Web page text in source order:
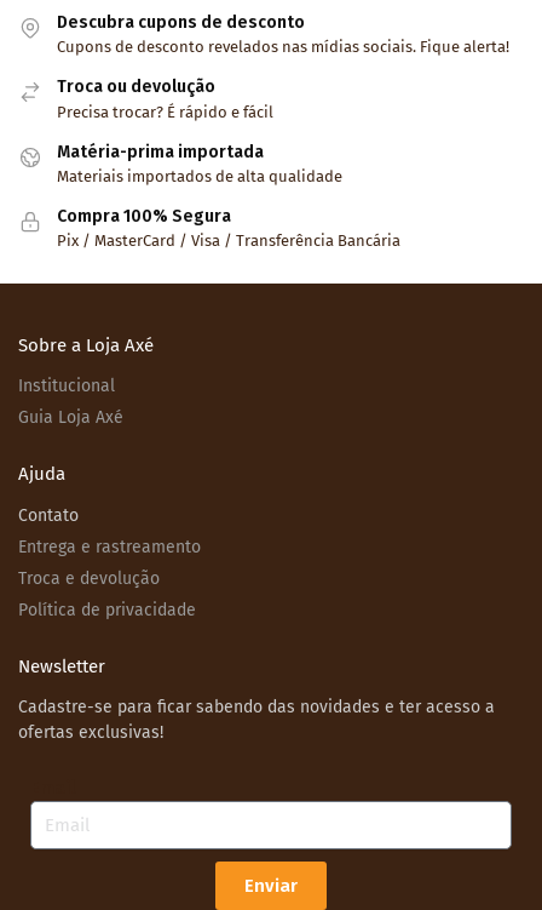
Descubra cupons de desconto
Cupons de desconto revelados nas mídias sociais. Fique alerta!
Troca ou devolução
Precisa trocar? É rápido e fácil
Matéria-prima importada
Materiais importados de alta qualidade
Compra 100% Segura
Pix / MasterCard / Visa / Transferência Bancária
Sobre a Loja Axé
Institucional
Guia Loja Axé
Ajuda
Contato
Entrega e rastreamento
Troca e devolução
Política de privacidade
Newsletter
Cadastre-se para ficar sabendo das novidades e ter acesso a
ofertas exclusivas!
Enviar